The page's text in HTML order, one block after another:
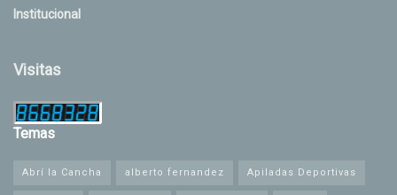
Institucional
Visitas
Temas
Abrí la Cancha alberto fernandez Apiladas Deportivas